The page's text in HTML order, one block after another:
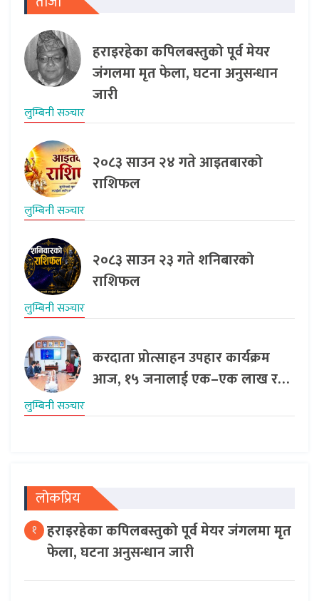
हराइरहेका कपिलबस्तुको पूर्व मेयर
जंगलमा मृत फेला, घटना अनुसन्धान
जारी
लुम्बिनी सञ्‍चार
२०८३ साउन २४ गते आइतबारको
राशिफल
लुम्बिनी सञ्‍चार
२०८३ साउन २३ गते शनिबारको
राशिफल
लुम्बिनी सञ्‍चार
करदाता प्रोत्साहन उपहार कार्यक्रम
आज, १५ जनालाई एक–एक लाख र…
लुम्बिनी सञ्‍चार
लोकप्रिय
१ हराइरहेका कपिलबस्तुको पूर्व मेयर जंगलमा मृत
फेला, घटना अनुसन्धान जारी